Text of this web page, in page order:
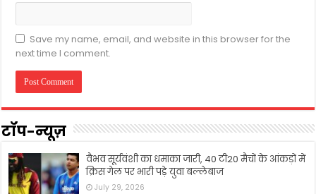
Save my name, email, and website in this browser for the
next time I comment.
टॉप-न्यूज़
वैभव सूर्यवंशी का धमाका जारी, 40 टी20 मैचों के आंकड़ों में
क्रिस गेल पर भारी पड़े युवा बल्लेबाज
July 29, 2026